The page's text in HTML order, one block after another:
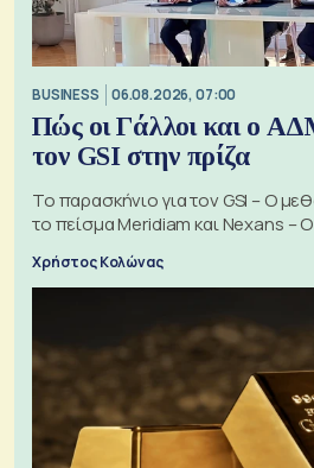
BUSINESS 06.08.2026, 07:00
Πώς οι Γάλλοι και ο
τον GSI στην πρίζα
Το παρασκήνιο για τον GSI – Ο
το πείσμα Meridiam και Nexans –
Χρήστος Κολώνας